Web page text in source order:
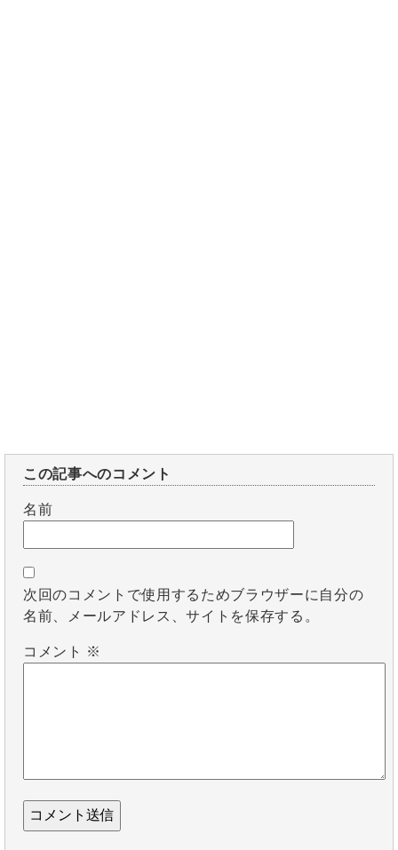
この記事へのコメント
名前
次回のコメントで使用するためブラウザーに自分の
名前、メールアドレス、サイトを保存する。
コメント ※